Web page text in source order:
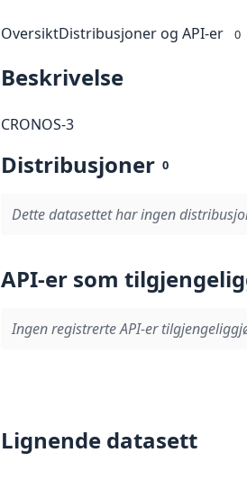
OversiktDistribusjoner og API-er 0
Beskrivelse
CRONOS-3
Distribusjoner 0
Dette datasettet har ingen
API-er som
Ingen registrerte API-er
Lignende datasett